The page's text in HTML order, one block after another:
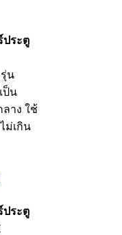
ประตู
น
ป็น
าง ใช้
ม่เกิน
ประตู